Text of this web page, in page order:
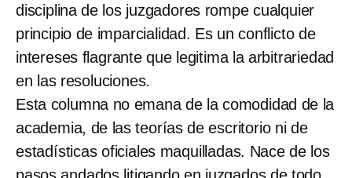
disciplina de los juzgadores rompe cualquier
principio de imparcialidad. Es un conflicto de
intereses flagrante que legitima la arbitrariedad
en las resoluciones.
Esta columna no emana de la comodidad de la
academia, de las teorías de escritorio ni de
estadísticas oficiales maquilladas. Nace de los